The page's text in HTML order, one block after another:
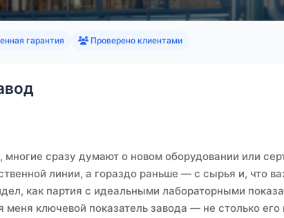
гарантия Проверено клиентами
многие сразу думают о новом оборудовании или
линии, а гораздо раньше — с сырья и, что
как партия с идеальными лабораторными
ключевой показатель завода — не столько